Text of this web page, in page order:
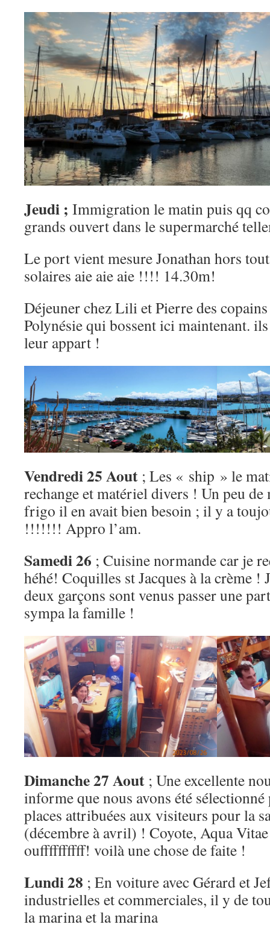
Jeudi ; Immigration le matin puis qq
grands ouvert dans le supermarché
Le port vient mesure Jonathan hors
solaires aie aie aie !!!! 14.30m!
Déjeuner chez Lili et Pierre des
Polynésie qui bossent ici maintenant.
leur appart !
Vendredi 25 Aout ; Les « ship » le
rechange et matériel divers ! Un peu de
frigo il en avait bien besoin ; il y a
!!!!!!! Appro l’am.
Samedi 26 ; Cuisine normande car je
héhé! Coquilles st Jacques à la crème !
deux garçons sont venus passer une
sympa la famille !
Dimanche 27 Aout ; Une excellente
informe que nous avons été
places attribuées aux visiteurs pour la
(décembre à avril) ! Coyote, Aqua
ouffffffffff! voilà une chose de faite !
Lundi 28 ; En voiture avec Gérard et
industrielles et commerciales, il y de
la marina et la marina